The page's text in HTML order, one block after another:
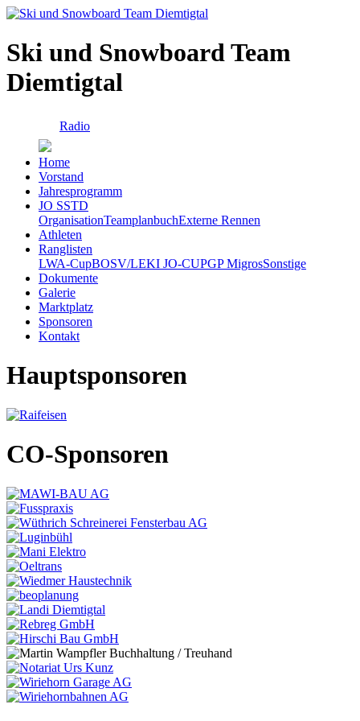
Ski und Snowboard Team
Diemtigtal
Radio
Home
Vorstand
Jahresprogramm
JO SSTD
OrganisationTeamplanbuchExterne Rennen
Athleten
Ranglisten
LWA-CupBOSV/LEKI JO-CUPGP MigrosSonstige
Dokumente
Galerie
Marktplatz
Sponsoren
Kontakt
Hauptsponsoren
CO-Sponsoren